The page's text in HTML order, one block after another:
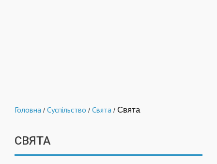
Головна / Суспільство / Свята / Свята
СВЯТА